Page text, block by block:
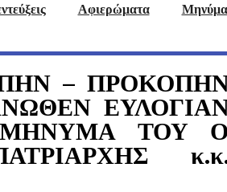
Αφιερώματα
–
ΜΗΝΥΜΑ ΤΟΥ Ο